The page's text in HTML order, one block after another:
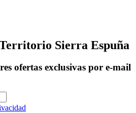
Sierra Espuña
ofertas exclusivas por e-mail